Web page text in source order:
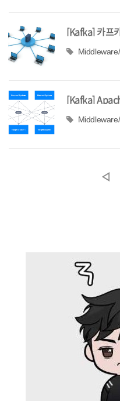
[Kafka] 카프
[Kafka]
를까?